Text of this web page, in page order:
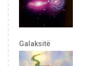
Galaksitë